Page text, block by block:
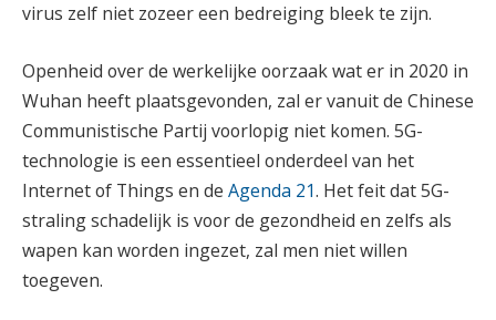
virus zelf niet zozeer een bedreiging bleek te zijn.
Openheid over de werkelijke oorzaak wat er in 2020 in
Wuhan heeft plaatsgevonden, zal er vanuit de Chinese
Communistische Partij voorlopig niet komen. 5G-
technologie is een essentieel onderdeel van het
Internet of Things en de Agenda 21. Het feit dat 5G-
straling schadelijk is voor de gezondheid en zelfs als
wapen kan worden ingezet, zal men niet willen
toegeven.